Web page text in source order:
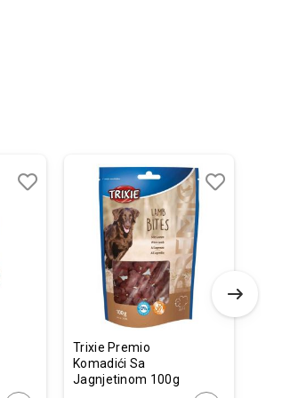
Trixie Premio
Komadići Sa
Jagnjetinom 100g